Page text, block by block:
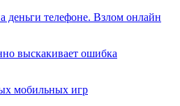
деньги телефоне. Взлом онлайн
выскакивает ошибка
мобильных игр